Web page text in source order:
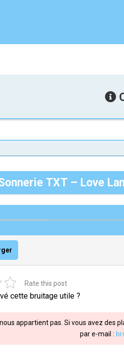
TXT – Love
Rate this post
cette bruitage utile ?
appartient pas. Si vous avez des
par e-mail :